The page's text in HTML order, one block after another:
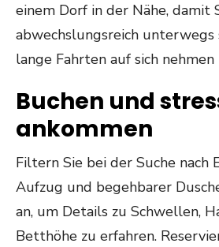
einem Dorf in der Nähe, damit
abwechslungsreich unterwegs
lange Fahrten auf sich nehmen
Buchen und
ankommen
Filtern Sie bei der Suche nach
Aufzug und begehbarer
an, um Details zu Schwellen,
Betthöhe zu erfahren.